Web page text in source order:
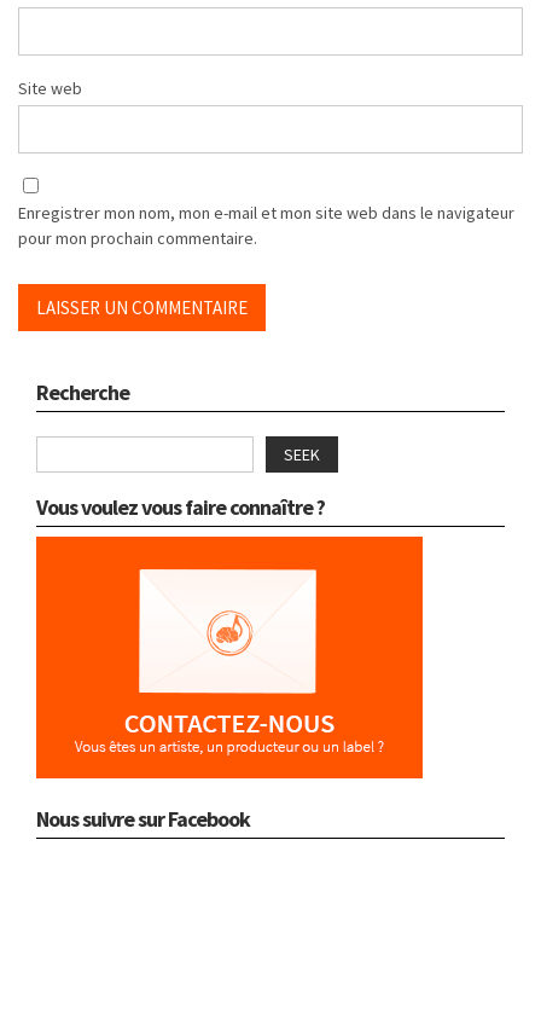
Site web
Enregistrer mon nom, mon e-mail et mon site web dans le navigateur
pour mon prochain commentaire.
Recherche
SEEK
Vous voulez vous faire connaître ?
Nous suivre sur Facebook